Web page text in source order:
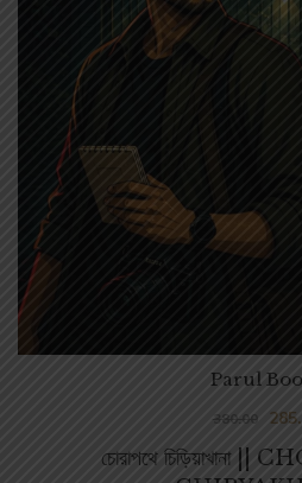
চোরাপথে চিড়িয়াখানা
Parul
380.00